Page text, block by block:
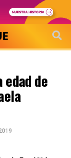
edad de